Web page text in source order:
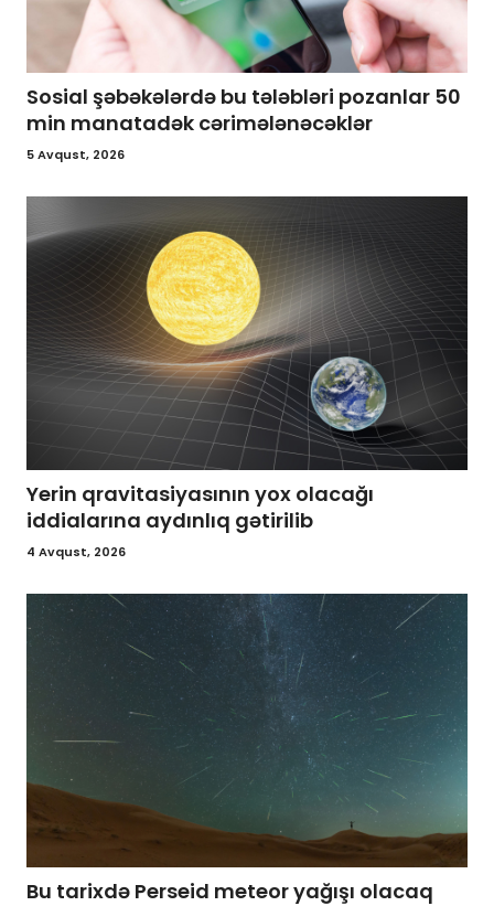
Sosial şəbəkələrdə bu tələbləri pozanlar 50
min manatadək cərimələnəcəklər
5 Avqust, 2026
Yerin qravitasiyasının yox olacağı
iddialarına aydınlıq gətirilib
4 Avqust, 2026
Bu tarixdə Perseid meteor yağışı olacaq